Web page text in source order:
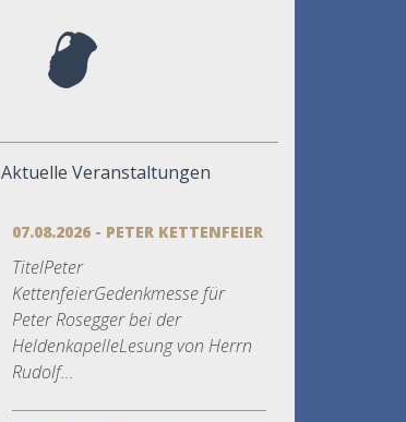
Aktuelle Veranstaltungen
07.08.2026 - PETER KETTENFEIER
TitelPeter
KettenfeierGedenkmesse für
Peter Rosegger bei der
HeldenkapelleLesung von Herrn
Rudolf...